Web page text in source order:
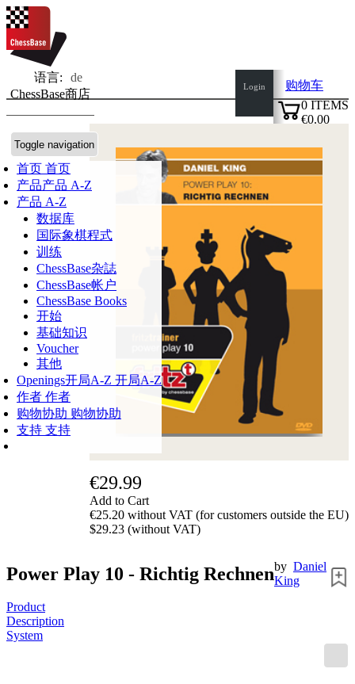
语言:
de
ChessBase商店
Toggle navigation
首页 首页
产品产品 A-Z
产品 A-Z
数据库
国际象棋程式
训练
ChessBase杂誌
ChessBase帐户
ChessBase Books
开始
基础知识
Voucher
其他
Openings开局A-Z 开局A-Z
作者 作者
购物协助 购物协助
支持 支持
Login
购物车
0 ITEMS
€0.00
€29.99
Add to Cart
€25.20 without VAT (for customers outside the EU)
$29.23 (without VAT)
Power Play 10 - Richtig Rechnenby Daniel
King
Product
Description
System